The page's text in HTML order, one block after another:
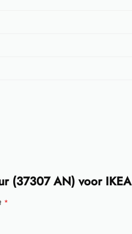
(37307 AN) voor
*